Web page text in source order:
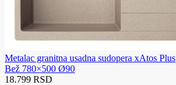
Metalac granitna usadna sudopera xAtos Plus
Bež 780×500 Ø90
18.799 RSD